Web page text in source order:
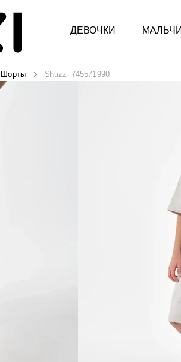
ДЕВОЧКИ
Шорты Shuzzi 745571990